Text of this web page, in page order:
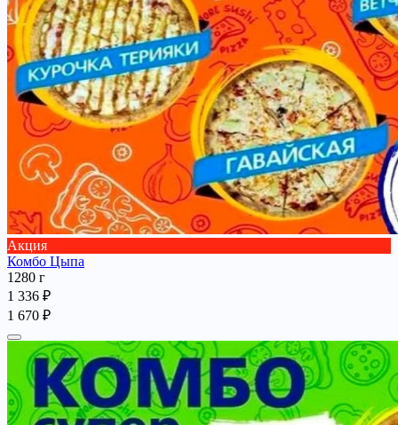
Акция
Комбо Цыпа
1280 г
1 336 ₽
1 670 ₽